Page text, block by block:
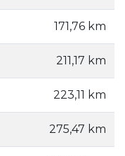
171,76 km
211,17 km
223,11 km
275,47 km